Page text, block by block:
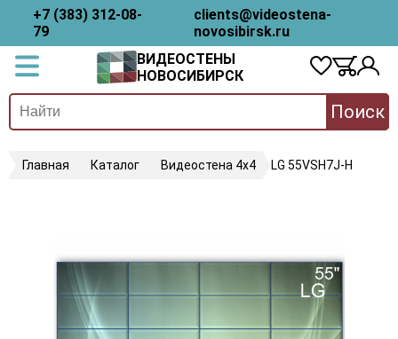
+7 (383) 312-08-
79
clients@videostena-
novosibirsk.ru
ВИДЕОСТЕНЫ
НОВОСИБИРСК
Поиск
Главная Каталог Видеостена 4х4 LG 55VSH7J-H